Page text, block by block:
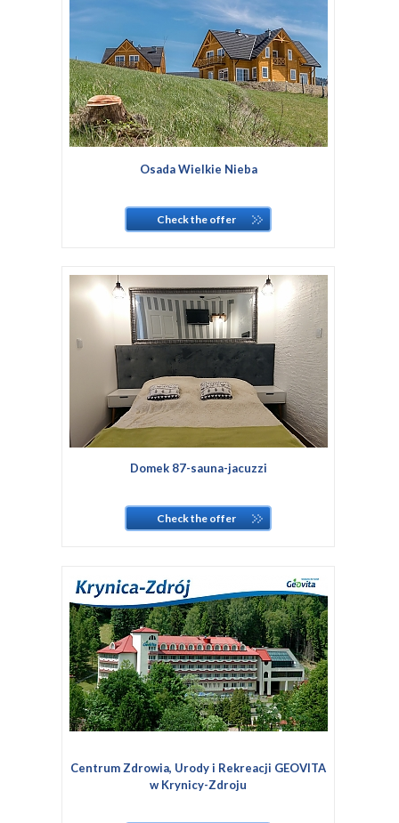
Osada Wielkie Nieba
Check the offer
Domek 87-sauna-jacuzzi
Check the offer
Centrum Zdrowia, Urody i Rekreacji GEOVITA
w Krynicy-Zdroju